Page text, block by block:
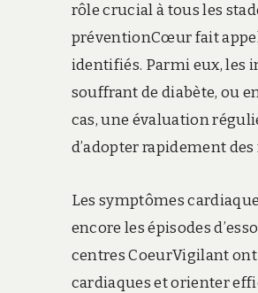
rôle crucial à tous les
préventionCœur fait
identifiés. Parmi eux, les
souffrant de diabète, ou
cas, une évaluation
d’adopter rapidement
Les symptômes
encore les épisodes
centres CoeurVigilant
cardiaques et orienter